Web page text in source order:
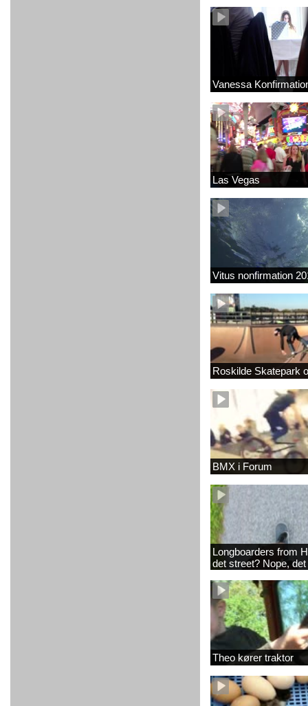
Vanessa
Las Vegas
Vitus nonfirmation
Roskilde Skatepark
BMX i Forum
Longboarders from
det street? Nope,
Theo kører traktor